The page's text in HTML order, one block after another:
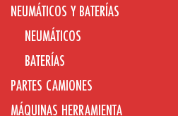
NEUMÁTICOS Y BATERÍAS
NEUMÁTICOS
BATERÍAS
PARTES CAMIONES
MÁQUINAS HERRAMIENTA